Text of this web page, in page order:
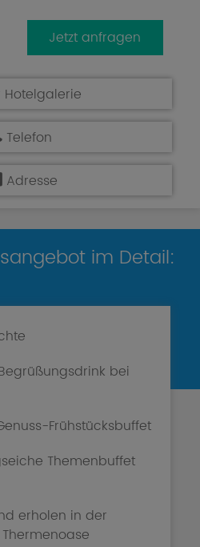
Jetzt anfragen
Telefon
Adresse
im Detail:
bei
Frühstücksbuffet
Themenbuffet
erholen in der